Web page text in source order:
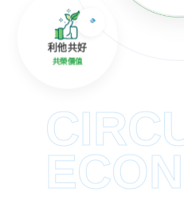
利他共好
共榮價值